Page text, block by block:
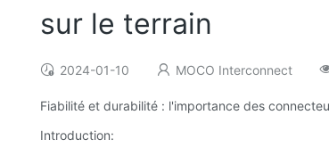
sur le terrain
2024-01-10 MOCO Interconnect
Fiabilité et durabilité : l'importance des
Introduction: